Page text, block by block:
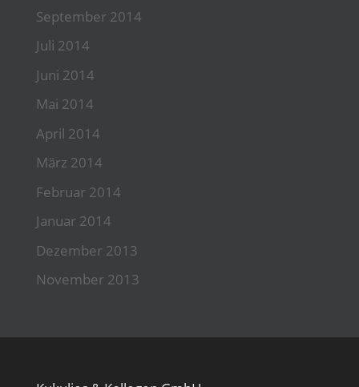
September 2014
Juli 2014
Juni 2014
Mai 2014
April 2014
März 2014
Februar 2014
Januar 2014
Dezember 2013
November 2013